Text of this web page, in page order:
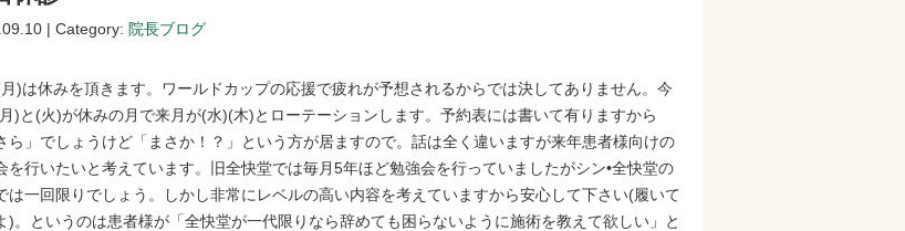
| Category: 院長ブログ
)は休みを頂きます。ワールドカップの応援で疲れが予想されるからでは決してありません。今
)と(火)が休みの月で来月が(水)(木)とローテーションします。予約表には書いて有りますから
ら」でしょうけど「まさか！？」という方が居ますので。話は全く違いますが来年患者様向けの
を行いたいと考えています。旧全快堂では毎月5年ほど勉強会を行っていましたがシン•全快堂の
は一回限りでしょう。しかし非常にレベルの高い内容を考えていますから安心して下さい(履いて
)。というのは患者様が「全快堂が一代限りなら辞めても困らないように施術を教えて欲しい」と